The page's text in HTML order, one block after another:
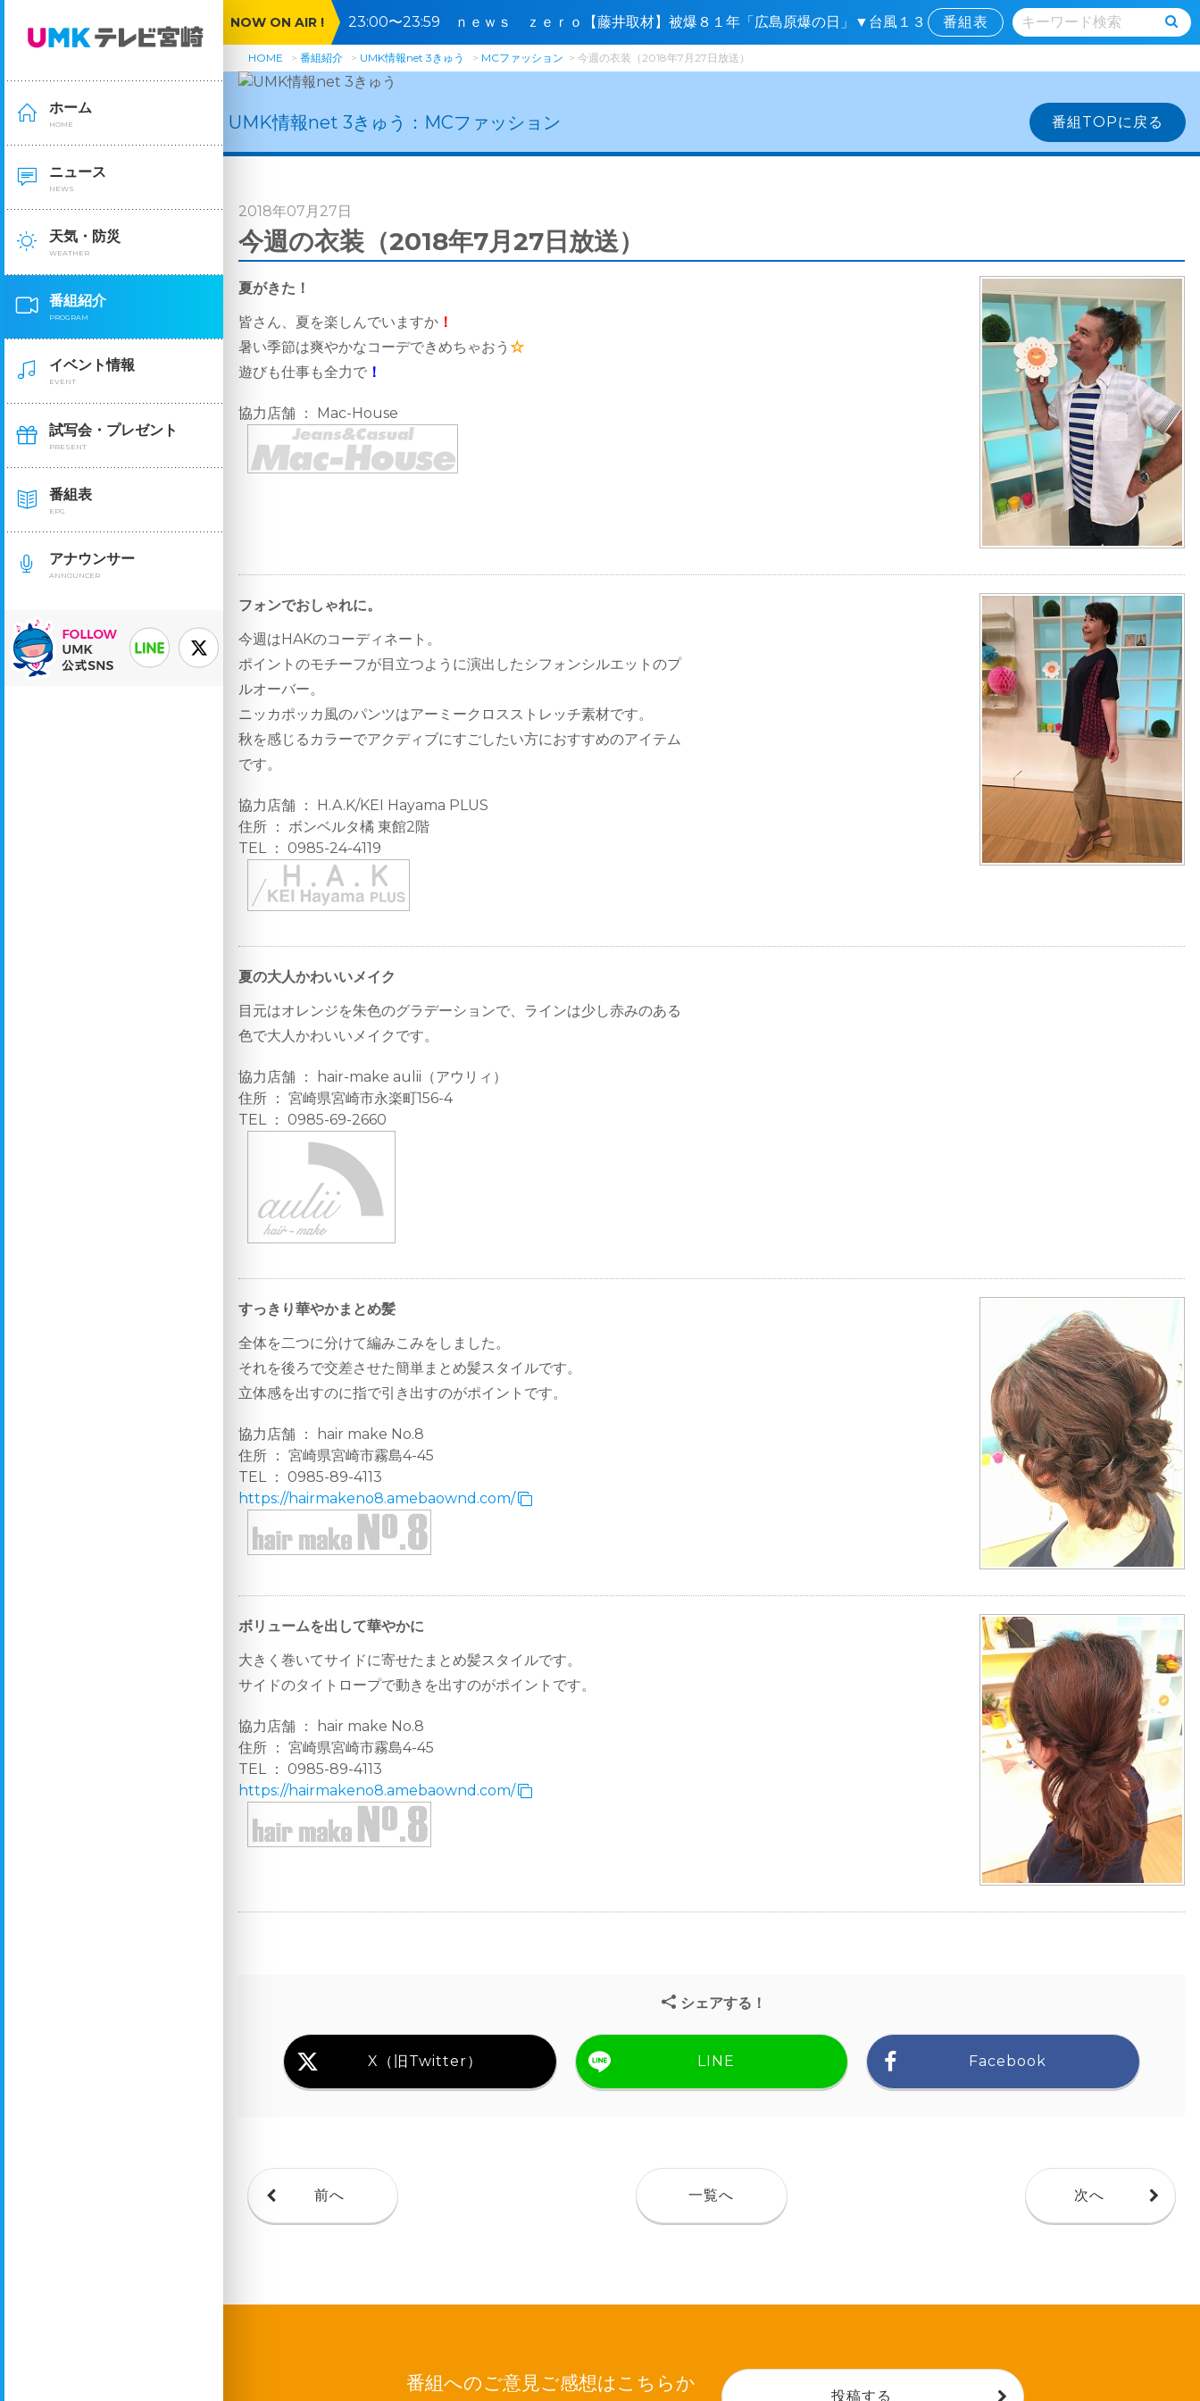
ホーム
HOME
ニュース
NEWS
天気・防災
WEATHER
番組紹介
PROGRAM
イベント情報
EVENT
試写会・プレゼント
PRESENT
番組表
EPG
アナウンサー
ANNOUNCER
NOW ON AIR !
23:00〜23:59 ｎｅｗｓ ｚｅｒｏ【藤井取材】被爆８１年「広島原爆の日」▼台風１３
号沖縄に接近🈑
番組表
HOME 番組紹介 UMK情報net 3きゅう MCファッション 今週の衣装（2018年7月27日放送）
UMK情報net 3きゅう： MCファッション 番組TOPに戻る
2018年07月27日
今週の衣装（2018年7月27日放送）
夏がきた！
皆さん、夏を楽しんでいますか ！
暑い季節は爽やかなコーデできめちゃおう ☆
遊びも仕事も全力で ！
協力店舗 ： Mac-House
フォンでおしゃれに。
今週はHAKのコーディネート。
ポイントのモチーフが目立つように演出したシフォンシルエットのプ
ルオーバー。
ニッカポッカ風のパンツはアーミークロスストレッチ素材です。
秋を感じるカラーでアクディブにすごしたい方におすすめのアイテム
です。
協力店舗 ： H.A.K/KEI Hayama PLUS
住所 ： ボンベルタ橘 東館2階
TEL ： 0985-24-4119
夏の大人かわいいメイク
目元はオレンジを朱色のグラデーションで、ラインは少し赤みのある
色で大人かわいいメイクです。
協力店舗 ： hair-make aulii（アウリィ）
住所 ： 宮崎県宮崎市永楽町156-4
TEL ： 0985-69-2660
すっきり華やかまとめ髪
全体を二つに分けて編みこみをしました。
それを後ろで交差させた簡単まとめ髪スタイルです。
立体感を出すのに指で引き出すのがポイントです。
協力店舗 ： hair make No.8
住所 ： 宮崎県宮崎市霧島4-45
TEL ： 0985-89-4113
https://hairmakeno8.amebaownd.com/
ボリュームを出して華やかに
大きく巻いてサイドに寄せたまとめ髪スタイルです。
サイドのタイトロープで動きを出すのがポイントです。
協力店舗 ： hair make No.8
住所 ： 宮崎県宮崎市霧島4-45
TEL ： 0985-89-4113
https://hairmakeno8.amebaownd.com/
シェアする！
X（旧Twitter） LINE Facebook
前へ 一覧へ 次へ
番組へのご意見ご感想はこちらか
投稿する